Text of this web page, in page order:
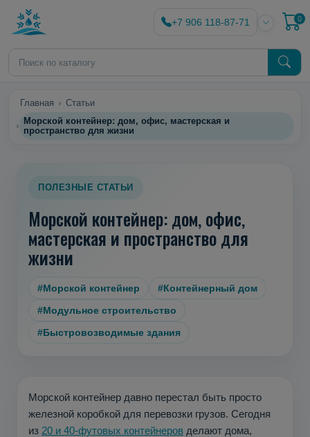
+7 906 118-87-71 0
Главная
Статьи
Морской контейнер: дом, офис, мастерская и
пространство для жизни
ПОЛЕЗНЫЕ СТАТЬИ
Морской контейнер: дом, офис,
мастерская и пространство для
жизни
#Морской контейнер
#Контейнерный дом
#Модульное строительство
#Быстровозводимые здания
Морской контейнер давно перестал быть просто
железной коробкой для перевозки грузов. Сегодня
из 20 и 40-футовых контейнеров делают дома,